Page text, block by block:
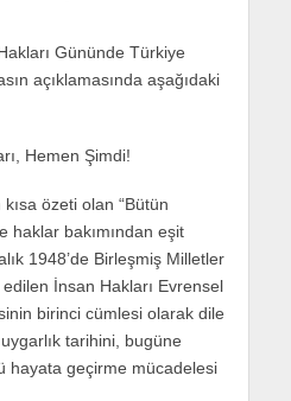
Gününde Türkiye
açıklamasında aşağıdaki
Hemen Şimdi!
özeti olan “Bütün
haklar bakımından eşit
1948’de Birleşmiş Milletler
İnsan Hakları Evrensel
birinci cümlesi olarak dile
tarihini, bugüne
hayata geçirme mücadelesi